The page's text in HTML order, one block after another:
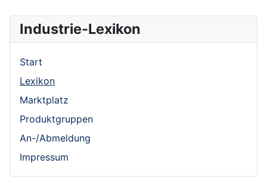
Industrie-Lexikon
Start
Lexikon
Marktplatz
Produktgruppen
An-/Abmeldung
Impressum